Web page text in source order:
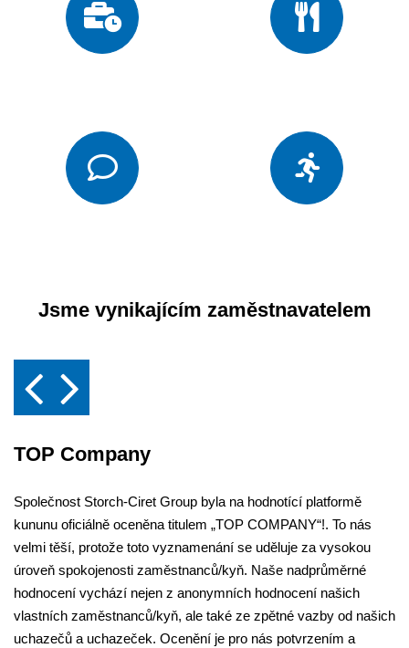
Jsme vynikajícím zaměstnavatelem
TOP Company
Společnost Storch-Ciret Group byla na hodnotící platformě
kununu oficiálně oceněna titulem „TOP COMPANY“!. To nás
velmi těší, protože toto vyznamenání se uděluje za vysokou
úroveň spokojenosti zaměstnanců/kyň. Naše nadprůměrné
hodnocení vychází nejen z anonymních hodnocení našich
vlastních zaměstnanců/kyň, ale také ze zpětné vazby od našich
uchazečů a uchazeček. Ocenění je pro nás potvrzením a